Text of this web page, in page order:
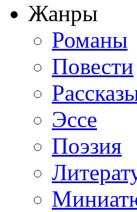
Жанры
Романы
Повести
Эссе
Поэзия